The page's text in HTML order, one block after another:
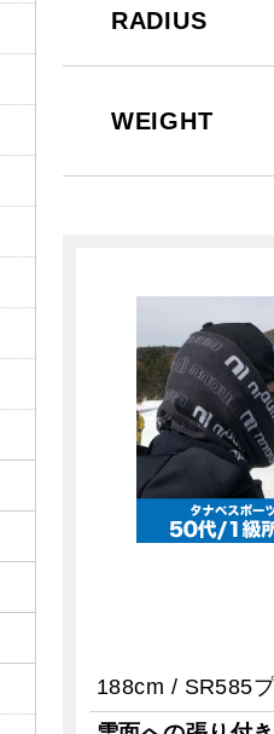
RADIUS
WEIGHT
188cm / SR585